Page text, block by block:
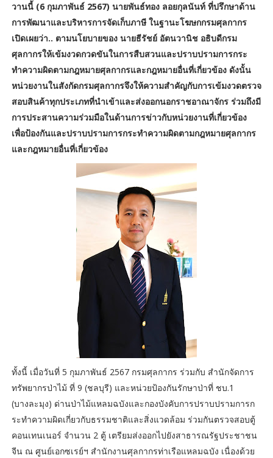
วานนี้ (6 กุมภาพันธ์ 2567) นายพันธ์ทอง ลอยกุลนันท์ ที่ปรึกษาด้าน
การพัฒนาและบริหารการจัดเก็บภาษี ในฐานะโฆษกกรมศุลกากร
เปิดเผยว่า.. ตามนโยบายของ นายธีรัชย์ อัตนวานิช อธิบดีกรม
ศุลกากรให้เข้มงวดกวดขันในการสืบสวนและปราบปรามการกระ
ทำความผิดตามกฎหมายศุลกากรและกฎหมายอื่นที่เกี่ยวข้อง ดังนั้น
หน่วยงานในสังกัดกรมศุลกากรจึงให้ความสำคัญกับการเข้มงวดตรวจ
สอบสินค้าทุกประเภทที่นำเข้าและส่งออกนอกราชอาณาจักร ร่วมถึงมี
การประสานความร่วมมือในด้านการข่าวกับหน่วยงานที่เกี่ยวข้อง
เพื่อป้องกันและปราบปรามการกระทำความผิดตามกฎหมายศุลกากร
และกฎหมายอื่นที่เกี่ยวข้อง
ทั้งนี้ เมื่อวันที่ 5 กุมภาพันธ์ 2567 กรมศุลกากร ร่วมกับ สำนักจัดการ
ทรัพยากรป่าไม้ ที่ 9 (ชลบุรี) และหน่วยป้องกันรักษาป่าที่ ชบ.1
(บางละมุง) ด่านป่าไม้แหลมฉบังและกองบังคับการปราบปรามการก
ระทำความผิดเกี่ยวกับธรรมชาติและสิ่งแวดล้อม ร่วมกันตรวจสอบตู้
คอนเทนเนอร์ จำนวน 2 ตู้ เตรียมส่งออกไปยังสาธารณรัฐประชาชน
จีน ณ ศูนย์เอกซเรย์ฯ สำนักงานศุลกากรท่าเรือแหลมฉบัง เนื่องด้วย